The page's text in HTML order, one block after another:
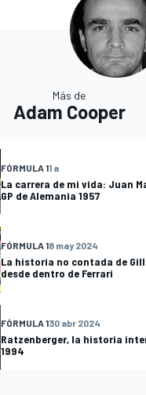
Más de
Adam Cooper
FÓRMULA 11 a
La carrera de mi vida: Juan
GP de Alemania 1957
FÓRMULA 18 may 2024
La historia no contada de
desde dentro de Ferrari
FÓRMULA 130 abr 2024
Ratzenberger, la historia
1994